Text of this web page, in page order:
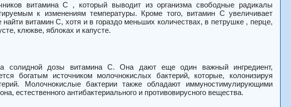
витамина С , который выводит из организма свободные радикалы
к изменениям температуры. Кроме того, витамин С увеличивает
витамин С, хотя и в гораздо меньших количествах, в петрушке , перце,
клюкве, яблоках и капусте.
солидной дозы витамина С. Она дают еще один важный ингредиент,
богатым источником молочнокислых бактерий, которые, колонизируя
Молочнокислые бактерии также обладают иммуностимулирующими
естественного антибактериального и противовирусного вещества.